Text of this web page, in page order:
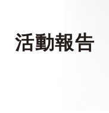
活動報告